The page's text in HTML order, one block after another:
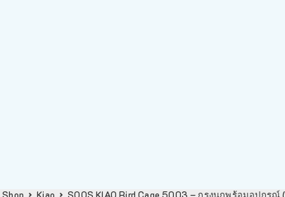
Shop Kiao SOOS KIAO Bird Cage 5003 – กรงนกพร้อมอุปกร